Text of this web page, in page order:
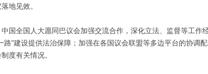
地见效。
国全国人大愿同巴议会加强交流合作，深化立法、监督等工作
路”建设提供法治保障；加强在各国议会联盟等多边平台的协调
度有关情况。